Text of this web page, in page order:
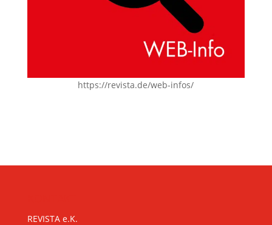
https://revista.de/web-infos/
REVISTA e.K.